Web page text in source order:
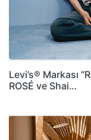
Levi’s® Markası
ROSÉ ve Shai…